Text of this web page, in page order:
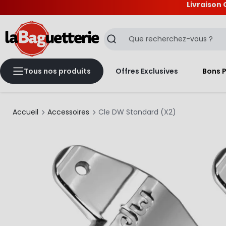
Livraison
Recherche
Tous nos produits Offres Exclusives Bons
Accueil Accessoires Cle DW Standard (X2)